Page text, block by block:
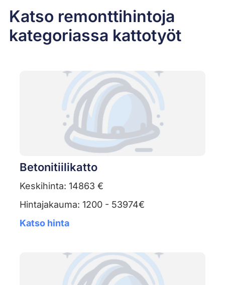
Katso remonttihintoja
kategoriassa kattotyöt
Betonitiilikatto
Keskihinta: 14863 €
Hintajakauma: 1200 - 53974€
Katso hinta